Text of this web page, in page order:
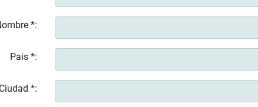
*:
Pais *:
*: